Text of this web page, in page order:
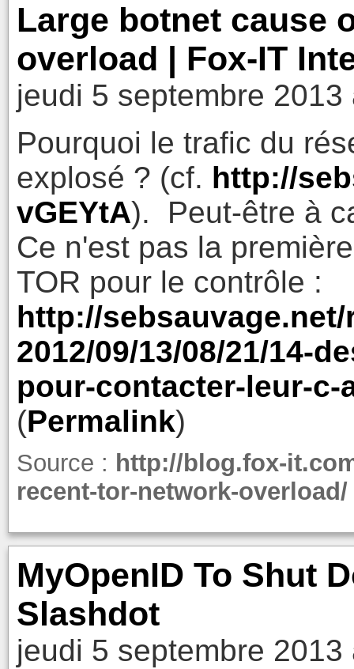
Large botnet cause
overload | Fox-IT
jeudi 5 septembre 2013
Pourquoi le trafic du
explosé ? (cf. http://
vGEYtA). Peut-être à
Ce n'est pas la
TOR pour le contrôle :
http://
2012/09/13/08/21/14-
pour-contacter-leur-c-
(Permalink)
Source : http://blog.fox-
recent-tor-network-overload/
MyOpenID To Shut
Slashdot
jeudi 5 septembre 2013